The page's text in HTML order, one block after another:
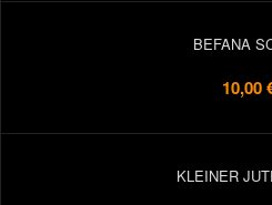
BEFANA
10,00
KLEINER